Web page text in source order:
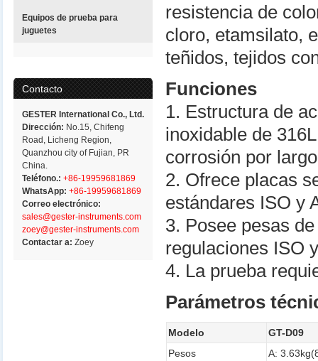
Equipos de prueba para
juguetes
Contacto
GESTER International Co., Ltd.
Dirección: No.15, Chifeng
Road, Licheng Region,
Quanzhou city of Fujian, PR
China.
Teléfono.: +86-19959681869
WhatsApp: +86-19959681869
Correo electrónico:
sales@gester-instruments.com
zoey@gester-instruments.com
Contactar a:Zoey
resistencia de
cloro, etamsilato,
teñidos, tejidos
Funciones
1. Estructura de
inoxidable de
corrosión por
2. Ofrece placas
estándares ISO y
3. Posee pesas
regulaciones ISO
4. La prueba
Parámetros
Modelo
GT-D09
Pesos
A: